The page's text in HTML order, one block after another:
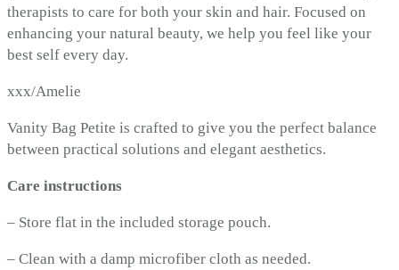
therapists to care for both your skin and hair. Focused on
enhancing your natural beauty, we help you feel like your
best self every day.
xxx/Amelie
Vanity Bag Petite is crafted to give you the perfect balance
between practical solutions and elegant aesthetics.
Care instructions
– Store flat in the included storage pouch.
– Clean with a damp microfiber cloth as needed.